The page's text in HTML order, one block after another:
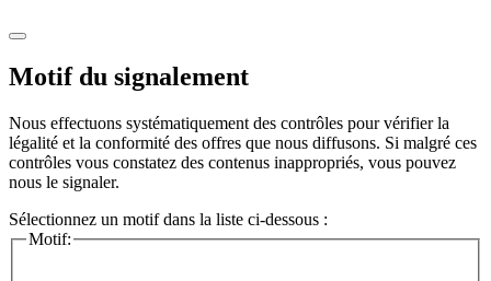
Motif du signalement
Nous effectuons systématiquement des contrôles pour vérifier la
légalité et la conformité des offres que nous diffusons. Si malgré ces
contrôles vous constatez des contenus inappropriés, vous pouvez
nous le signaler.
Sélectionnez un motif dans la liste ci-dessous :
Motif: